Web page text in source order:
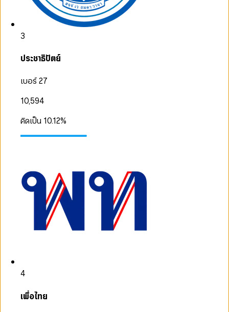
3
ประชาธิปัตย์
เบอร์ 27
10,594
คิดเป็น 10.12%
4
เพื่อไทย